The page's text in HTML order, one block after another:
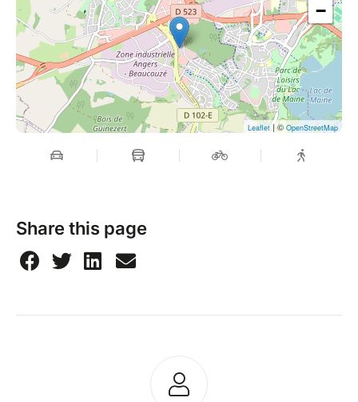
−
Leaflet| © OpenStreetMap
Share this page